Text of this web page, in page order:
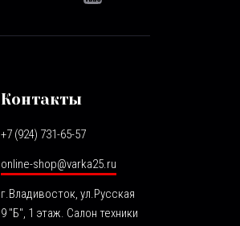
Контакты
+7 (924) 731-65-57
online-shop@varka25.ru
г.Владивосток, ул.Русская
9 "Б", 1 этаж. Салон техники